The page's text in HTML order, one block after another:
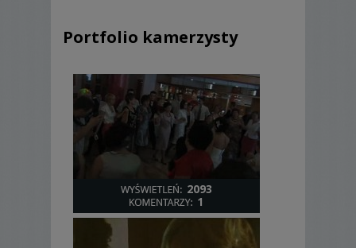
Portfolio kamerzysty
2093
1